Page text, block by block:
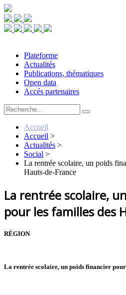
Plateforme
Actualités
Publications, thématiques
Open data
Accés partenaires
Accueil
Accueil >
Actualités >
Social >
La rentrée scolaire, un poids
Hauts-de-France
La rentrée scolaire,
pour les familles des
RÉGION
La rentrée scolaire, un poids financier